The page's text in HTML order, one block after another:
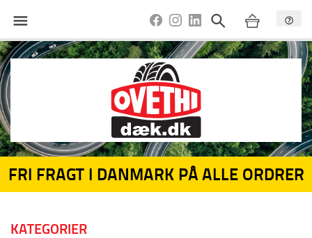
FRI FRAGT I DANMARK PÅ ALLE ORDRER
KATEGORIER